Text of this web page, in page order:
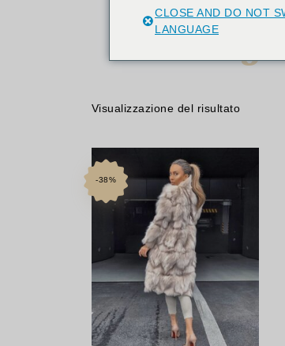
Visualizzazione del risultato
-38%
CLOSE AND DO NOT
LANGUAGE